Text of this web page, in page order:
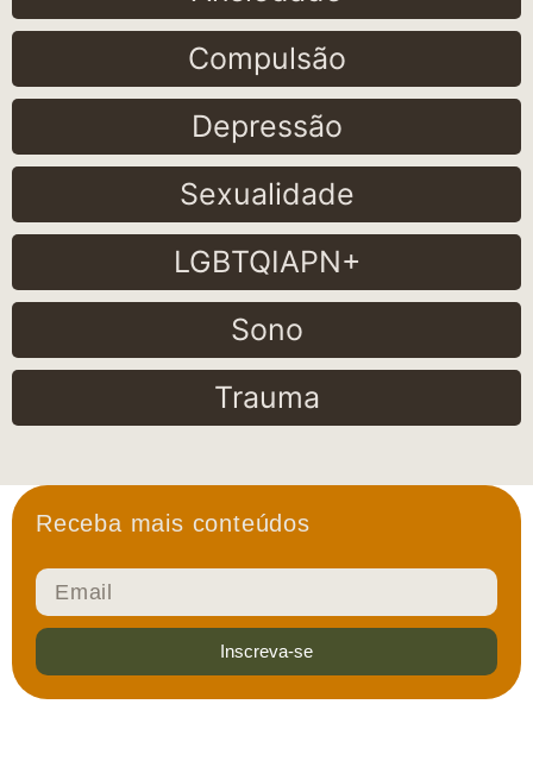
Compulsão
Depressão
Sexualidade
LGBTQIAPN+
Sono
Trauma
Receba mais conteúdos
Inscreva-se